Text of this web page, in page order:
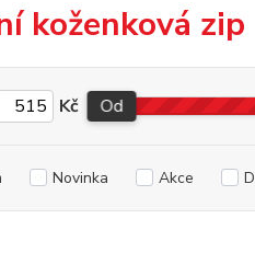
koženková zip
Kč Od
Novinka Akce